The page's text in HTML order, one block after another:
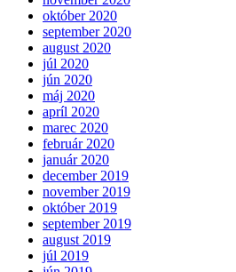
október 2020
september 2020
august 2020
júl 2020
jún 2020
máj 2020
apríl 2020
marec 2020
február 2020
január 2020
december 2019
november 2019
október 2019
september 2019
august 2019
júl 2019